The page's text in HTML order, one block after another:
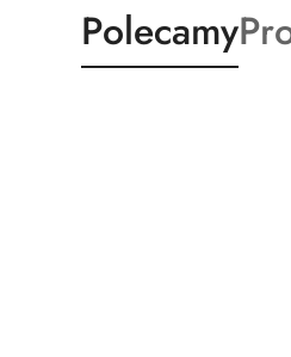
Produkty
o
Polecamy
o